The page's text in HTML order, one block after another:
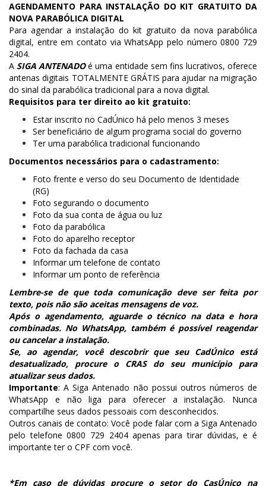
AGENDAMENTO PARA INSTALAÇÃO DO KIT GRATUITO DA
NOVA PARABÓLICA DIGITAL
Para agendar a instalação do kit gratuito da nova parabólica
digital, entre em contato via WhatsApp pelo número 0800 729
2404.
ASIGA ANTENADOé uma entidade sem fins lucrativos, oferece
antenas digitais TOTALMENTE GRÁTIS para ajudar na migração
do sinal da parabólica tradicional para a nova digital.
Requisitos para ter direito ao kit gratuito:
Estar inscrito no CadÚnico há pelo menos 3 meses
Ser beneficiário de algum programa social do governo
Ter uma parabólica tradicional funcionando
Documentos necessários para o cadastramento:
Foto frente e verso do seu Documento de Identidade
(RG)
Foto segurando o documento
Foto da sua conta de água ou luz
Foto da parabólica
Foto do aparelho receptor
Foto da fachada da casa
Informar um telefone de contato
Informar um ponto de referência
Lembre-se de que toda comunicação deve ser feita por
texto, pois não são aceitas mensagens de voz.
Após o agendamento, aguarde o técnico na data e hora
combinadas. No WhatsApp, também é possível reagendar
ou cancelar a instalação.
Se, ao agendar, você descobrir que seu CadÚnico está
desatualizado, procure o CRAS do seu município para
atualizar seus dados.
Importante: A Siga Antenado não possui outros números de
WhatsApp e não liga para oferecer a instalação. Nunca
compartilhe seus dados pessoais com desconhecidos.
Outros canais de contato: Você pode falar com a Siga Antenado
pelo telefone 0800 729 2404 apenas para tirar dúvidas, e é
importante ter o CPF com você.
*Em caso de dúvidas procure o setor do CasÚnico na